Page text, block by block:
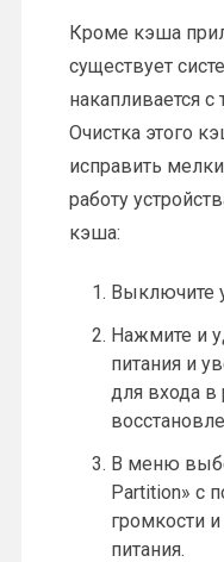
Кроме кэша
существует
накапливается
Очистка этого
исправить
работу
кэша:
Выключите
Нажмите и
питания и
для входа
В меню
Partition» с
громкости
питания.